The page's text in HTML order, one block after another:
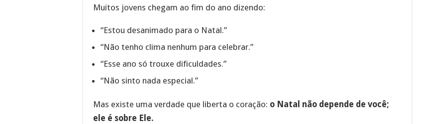
Muitos jovens chegam ao fim do ano dizendo:
“Estou desanimado para o Natal.”
“Não tenho clima nenhum para celebrar.”
“Esse ano só trouxe dificuldades.”
“Não sinto nada especial.”
Mas existe uma verdade que liberta o coração: o Natal não depende de você;
ele é sobre Ele.